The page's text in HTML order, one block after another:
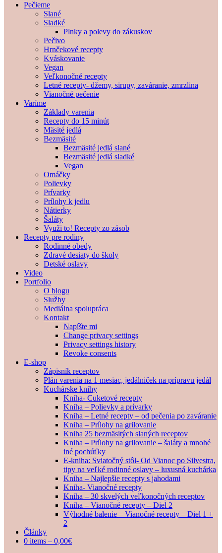
Pečieme
Slané
Sladké
Plnky a polevy do zákuskov
Pečivo
Hrnčekové recepty
Kváskovanie
Vegan
Veľkonočné recepty
Letné recepty- džemy, sirupy, zaváranie, zmrzlina
Vianočné pečenie
Varíme
Základy varenia
Recepty do 15 minút
Mäsité jedlá
Bezmäsité
Bezmäsité jedlá slané
Bezmäsité jedlá sladké
Vegan
Omáčky
Polievky
Prívarky
Prílohy k jedlu
Nátierky
Šaláty
Využi to! Recepty zo zásob
Recepty pre rodiny
Rodinné obedy
Zdravé desiaty do školy
Detské oslavy
Video
Portfolio
O blogu
Služby
Mediálna spolupráca
Kontakt
Napíšte mi
Change privacy settings
Privacy settings history
Revoke consents
E-shop
Zápisník receptov
Plán varenia na 1 mesiac, jedálniček na prípravu jedál
Kuchárske knihy
Kniha- Cuketové recepty
Kniha – Polievky a prívarky
Kniha – Letné recepty – od pečenia po zaváranie
Kniha – Prílohy na grilovanie
Kniha 25 bezmäsitých slaných receptov
Kniha – Prílohy na grilovanie – šaláty a mnohé
iné pochúťky
E-kniha: Sviatočný stôl- Od Vianoc po Silvestra,
tipy na veľké rodinné oslavy – luxusná kuchárka
Kniha – Najlepšie recepty s jahodami
Kniha- Vianočné recepty
Kniha – 30 skvelých veľkonočných receptov
Kniha – Vianočné recepty – Diel 2
Výhodné balenie – Vianočné recepty – Diel 1 +
2
Články
0 items – 0,00€